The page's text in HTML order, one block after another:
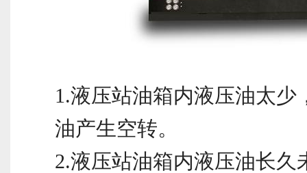
1.液压站油箱内液压油太少
油产生空转。
2.液压站油箱内液压油长久